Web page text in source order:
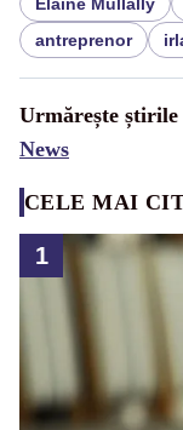
antreprenor
Urmărește știrile
News
CELE MAI
1